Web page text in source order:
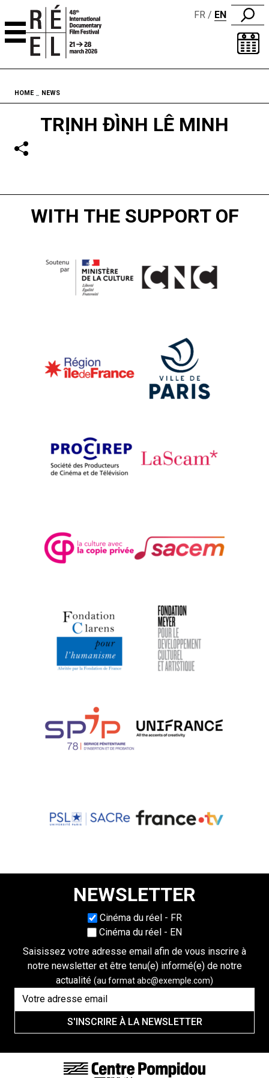
FR EN
Fil d'ariane
HOME NEWS
TRỊNH ĐÌNH LÊ MINH
WITH THE SUPPORT OF
NEWSLETTER
Choisissez une langueCinéma du réel - FR
Cinéma du réel - EN
Saisissez votre adresse email afin de vous inscrire à
notre newsletter et être tenu(e) informé(e) de notre
actualité (au format abc@exemple.com)
S'INSCRIRE À LA NEWSLETTER
FOOTER LINKS